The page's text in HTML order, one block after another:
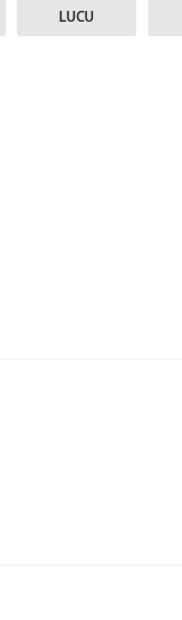
LUCU